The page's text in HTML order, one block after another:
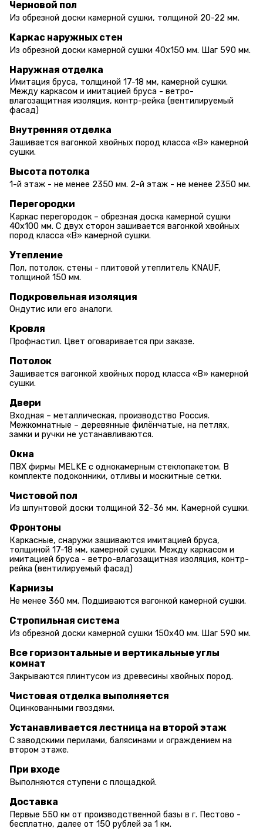
Черновой пол
Из обрезной доски камерной сушки, толщиной 20-22 мм.
Каркас наружных стен
Из обрезной доски камерной сушки 40х150 мм. Шаг 590 мм.
Наружная отделка
Имитация бруса, толщиной 17-18 мм, камерной сушки.
Между каркасом и имитацией бруса - ветро-
влагозащитная изоляция, контр-рейка (вентилируемый
фасад)
Внутренняя отделка
Зашивается вагонкой хвойных пород класса «В» камерной
сушки.
Высота потолка
1-й этаж - не менее 2350 мм. 2-й этаж - не менее 2350 мм.
Перегородки
Каркас перегородок – обрезная доска камерной сушки
40х100 мм. С двух сторон зашивается вагонкой хвойных
пород класса «В» камерной сушки.
Утепление
Пол, потолок, стены - плитовой утеплитель KNAUF,
толщиной 150 мм.
Подкровельная изоляция
Ондутис или его аналоги.
Кровля
Профнастил. Цвет оговаривается при заказе.
Потолок
Зашивается вагонкой хвойных пород класса «В» камерной
сушки.
Двери
Входная – металлическая, производство Россия.
Межкомнатные – деревянные филёнчатые, на петлях,
замки и ручки не устанавливаются.
Окна
ПВХ фирмы MELKE с однокамерным стеклопакетом. В
комплекте подоконники, отливы и москитные сетки.
Чистовой пол
Из шпунтовой доски толщиной 32-36 мм. Камерной сушки.
Фронтоны
Каркасные, снаружи зашиваются имитацией бруса,
толщиной 17-18 мм, камерной сушки. Между каркасом и
имитацией бруса - ветро-влагозащитная изоляция, контр-
рейка (вентилируемый фасад)
Карнизы
Не менее 360 мм. Подшиваются вагонкой камерной сушки.
Стропильная система
Из обрезной доски камерной сушки 150х40 мм. Шаг 590 мм.
Все горизонтальные и вертикальные углы
комнат
Закрываются плинтусом из древесины хвойных пород.
Чистовая отделка выполняется
Оцинкованными гвоздями.
Устанавливается лестница на второй этаж
С заводскими перилами, балясинами и ограждением на
втором этаже.
При входе
Выполняются ступени с площадкой.
Доставка
Первые 550 км от производственной базы в г. Пестово -
бесплатно, далее от 150 рублей за 1 км.